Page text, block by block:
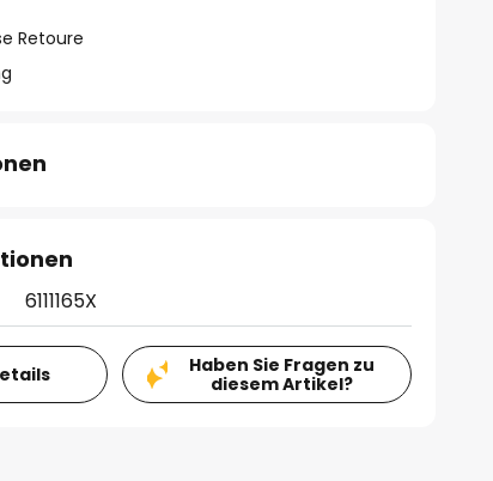
Retoure
6111165X
Haben Sie Fragen zu
diesem Artikel?